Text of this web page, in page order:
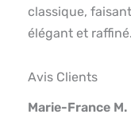
classique,
élégant et raffiné.
Avis Clients
Marie-France M.